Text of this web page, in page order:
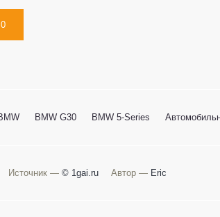
0
BMW G30 BMW 5-Series
Источник — © 1gai.ru Автор — Eric